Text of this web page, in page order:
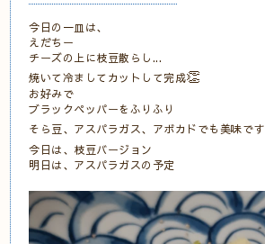
今日の一皿は、
えだちー
チーズの上に枝豆散らし...
焼いて冷ましてカットして完成👏
お好みで
ブラックペッパーをふりふり
そら豆、アスパラガス、アボカドでも美味です
今日は、枝豆バージョン
明日は、アスパラガスの予定